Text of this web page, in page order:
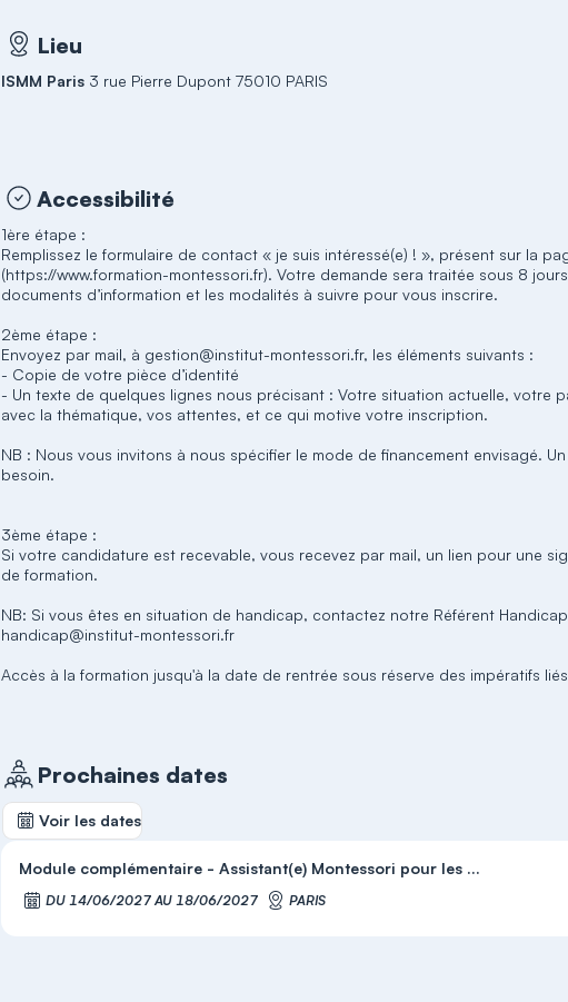
Lieu
ISMM Paris 3 rue Pierre Dupont 75010 PARIS
Accessibilité
1ère étape :
Remplissez le formulaire de contact « je suis intéressé(e) ! », présent sur la
(https://www.formation-montessori.fr). Votre demande sera traitée sous 8
documents d’information et les modalités à suivre pour vous inscrire.
2ème étape :
Envoyez par mail, à gestion@institut-montessori.fr, les éléments suivants :
- Copie de votre pièce d’identité
- Un texte de quelques lignes nous précisant : Votre situation actuelle, votre
avec la thématique, vos attentes, et ce qui motive votre inscription.
NB : Nous vous invitons à nous spécifier le mode de financement envisagé.
besoin.
3ème étape :
Si votre candidature est recevable, vous recevez par mail, un lien pour une
de formation.
NB: Si vous êtes en situation de handicap, contactez notre Référent
handicap@institut-montessori.fr
Accès à la formation jusqu'à la date de rentrée sous réserve des impératifs
Prochaines dates
Voir les dates
Module complémentaire - Assistant(e) Montessori pour les ...
DU 14/06/2027 AU 18/06/2027 PARIS